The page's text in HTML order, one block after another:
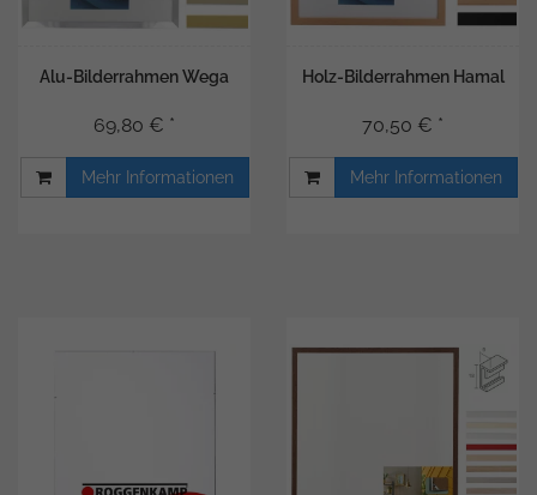
Alu-Bilderrahmen Wega
69,80 € *
Mehr Informationen
Holz-Bilderrahmen Hamal
70,50 € *
Mehr Informationen